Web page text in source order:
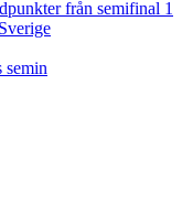
från semifinal 1
semin